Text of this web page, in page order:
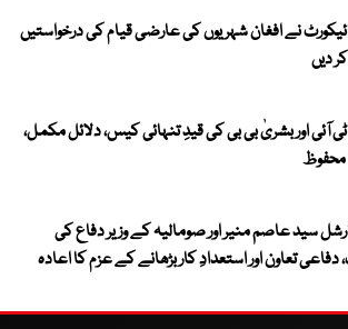
نے افغان شہریوں کی عارضی قیام کی درخواستیں
دیں
ٹی آئی اور بشریٰ بی بی کی قیدِ تنہائی کیس، دلائل مکمل،
سید عاصم منیر اور صومالیہ کے وزیر دفاع کی
دفاعی تعاون اور استعدادِ کار بڑھانے کے عزم کا اعادہ